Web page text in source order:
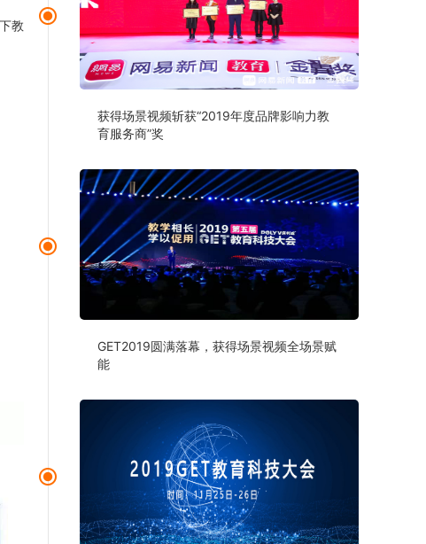
教
获得场景视频斩获“2019年度品牌影响力教
育服务商”奖
GET2019圆满落幕，获得场景视频全场景赋
能